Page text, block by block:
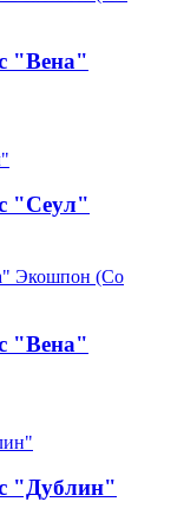
"Вена"
"Сеул"
"Вена"
"Дублин"